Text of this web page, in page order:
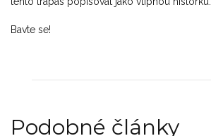
Bavte se!
Podobné články